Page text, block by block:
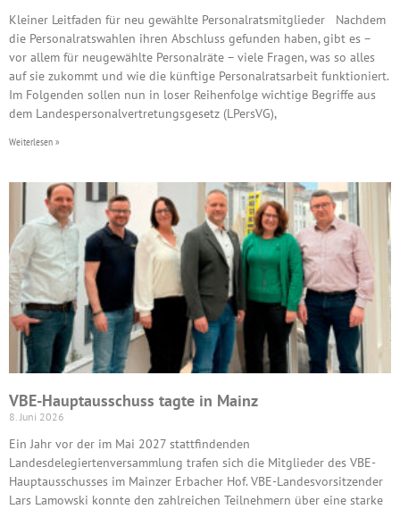
Kleiner Leitfaden für neu gewählte Personalratsmitglieder Nachdem
die Personalratswahlen ihren Abschluss gefunden haben, gibt es –
vor allem für neugewählte Personalräte – viele Fragen, was so alles
auf sie zukommt und wie die künftige Personalratsarbeit funktioniert.
Im Folgenden sollen nun in loser Reihenfolge wichtige Begriffe aus
dem Landespersonalvertretungsgesetz (LPersVG),
Weiterlesen »
VBE-Hauptausschuss tagte in Mainz
8. Juni 2026
Ein Jahr vor der im Mai 2027 stattfindenden
Landesdelegiertenversammlung trafen sich die Mitglieder des VBE-
Hauptausschusses im Mainzer Erbacher Hof. VBE-Landesvorsitzender
Lars Lamowski konnte den zahlreichen Teilnehmern über eine starke